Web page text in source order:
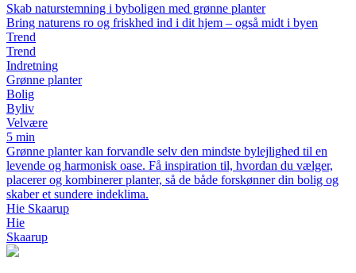
Skab naturstemning i byboligen med grønne planter
Bring naturens ro og friskhed ind i dit hjem – også midt i byen
Trend
Trend
Indretning
Grønne planter
Bolig
Byliv
Velvære
5 min
Grønne planter kan forvandle selv den mindste bylejlighed til en
levende og harmonisk oase. Få inspiration til, hvordan du vælger,
placerer og kombinerer planter, så de både forskønner din bolig og
skaber et sundere indeklima.
Hie Skaarup
Hie
Skaarup